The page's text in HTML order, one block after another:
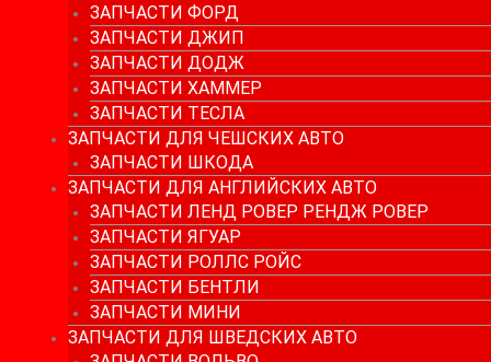
ЗАПЧАСТИ ФОРД
ЗАПЧАСТИ ДЖИП
ЗАПЧАСТИ ДОДЖ
ЗАПЧАСТИ ХАММЕР
ЗАПЧАСТИ ТЕСЛА
ЗАПЧАСТИ ДЛЯ ЧЕШСКИХ АВТО
ЗАПЧАСТИ ШКОДА
ЗАПЧАСТИ ДЛЯ АНГЛИЙСКИХ АВТО
ЗАПЧАСТИ ЛЕНД РОВЕР РЕНДЖ РОВЕР
ЗАПЧАСТИ ЯГУАР
ЗАПЧАСТИ РОЛЛС РОЙС
ЗАПЧАСТИ БЕНТЛИ
ЗАПЧАСТИ МИНИ
ЗАПЧАСТИ ДЛЯ ШВЕДСКИХ АВТО